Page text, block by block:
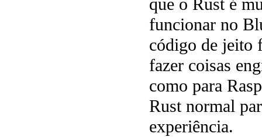
que o Rust é
funcionar no
código de jeito
fazer coisas
como para
Rust normal
experiência.